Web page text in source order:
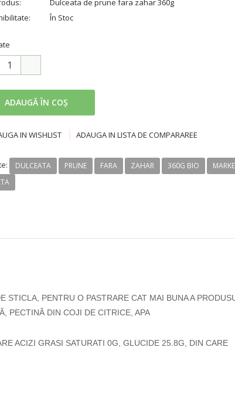
Dulceata de prune fara zahar 360g
În Stoc
IN WISHLIST ADAUGA IN LISTA DE COMPARAREE
DULCEATA PRUNE FARA ZAHAR 360G BIO
STICLA, PENTRU O PASTRARE CAT MAI BUNA A
PECTINĂ DIN COJI DE CITRICE, APA
ACIZI GRASI SATURATI 0G, GLUCIDE 25.8G, DIN CARE